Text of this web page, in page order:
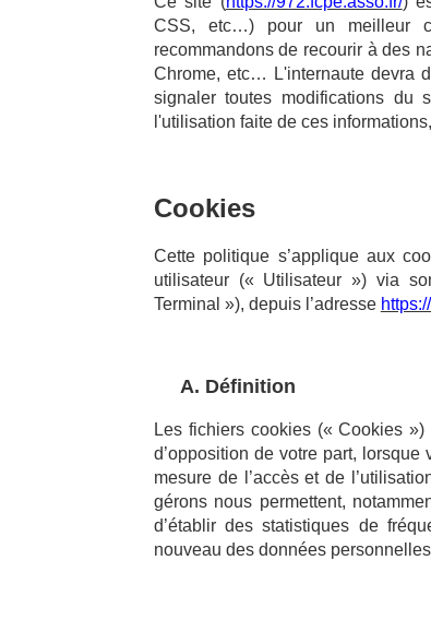
CSS, etc…) pour un meilleur
recommandons de recourir à des
Chrome, etc… L'internaute devra
signaler toutes modifications du
l'utilisation faite de ces
Cookies
Cette politique s’applique aux
utilisateur (« Utilisateur ») via
Terminal »), depuis l’adresse
A. Définition
Les fichiers cookies (« Cookies
d’opposition de votre part,
mesure de l’accès et de
gérons nous permettent,
d’établir des statistiques de
nouveau des données